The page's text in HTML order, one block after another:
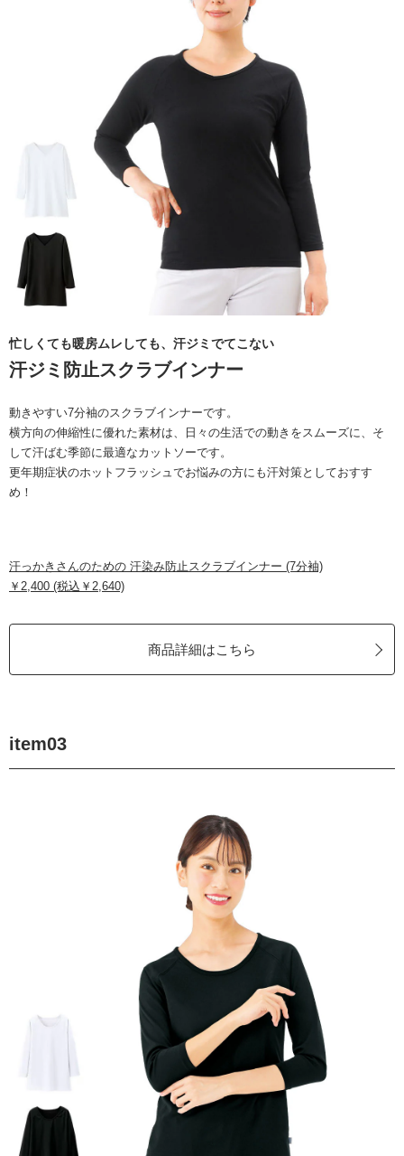
忙しくても暖房ムレしても、汗ジミでてこない
汗ジミ防止スクラブインナー
動きやすい7分袖のスクラブインナーです。
横方向の伸縮性に優れた素材は、日々の生活での動きをスムーズに、そ
して汗ばむ季節に最適なカットソーです。
更年期症状のホットフラッシュでお悩みの方にも汗対策としておすす
め！
汗っかきさんのための 汗染み防止スクラブインナー (7分袖)
￥2,400 (税込￥2,640)
商品詳細はこちら
item03